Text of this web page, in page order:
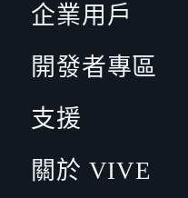
企業用戶
開發者專區
支援
關於 VIVE